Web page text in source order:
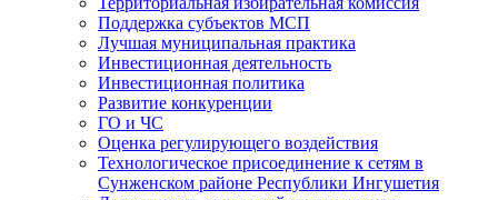
Поддержка субъектов МСП
Лучшая муниципальная практика
Инвестиционная деятельность
Инвестиционная политика
Развитие конкуренции
ГО и ЧС
Оценка регулирующего воздействия
Технологическое присоединение к сетям в
Сунженском районе Республики Ингушетия